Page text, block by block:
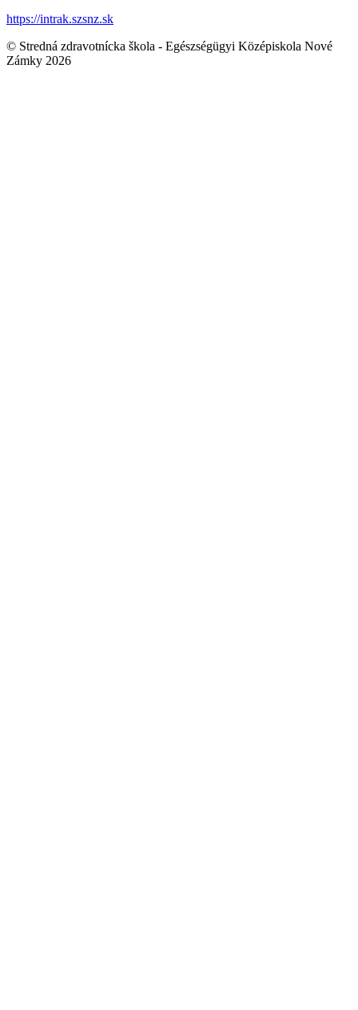
https://intrak.szsnz.sk
© Stredná zdravotnícka škola - Egészségügyi Középiskola Nové
Zámky 2026